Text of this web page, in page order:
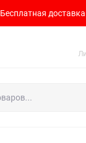
Бесплатная